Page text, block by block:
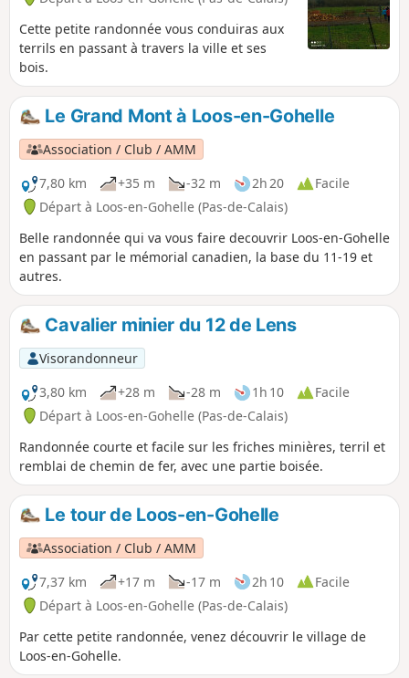
Cette petite randonnée vous conduiras aux
terrils en passant à travers la ville et ses
bois.
Le Grand Mont à Loos-en-Gohelle
Association / Club / AMM
7,80 km
+35 m -32 m 2h 20
Facile
Départ à Loos-en-Gohelle (Pas-de-Calais)
Belle randonnée qui va vous faire decouvrir Loos-en-Gohelle
en passant par le mémorial canadien, la base du 11-19 et
autres.
Cavalier minier du 12 de Lens
Visorandonneur
3,80 km
+28 m -28 m 1h 10
Facile
Départ à Loos-en-Gohelle (Pas-de-Calais)
Randonnée courte et facile sur les friches minières, terril et
remblai de chemin de fer, avec une partie boisée.
Le tour de Loos-en-Gohelle
Association / Club / AMM
7,37 km
+17 m -17 m 2h 10
Facile
Départ à Loos-en-Gohelle (Pas-de-Calais)
Par cette petite randonnée, venez découvrir le village de
Loos-en-Gohelle.